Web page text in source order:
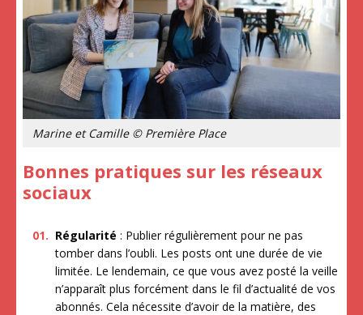
Marine et Camille © Première Place
Bonnes pratiques sur les réseaux
sociaux
Régularité : Publier régulièrement pour ne pas
tomber dans l’oubli. Les posts ont une durée de vie
limitée. Le lendemain, ce que vous avez posté la veille
n’apparaît plus forcément dans le fil d’actualité de vos
abonnés. Cela nécessite d’avoir de la matière, des